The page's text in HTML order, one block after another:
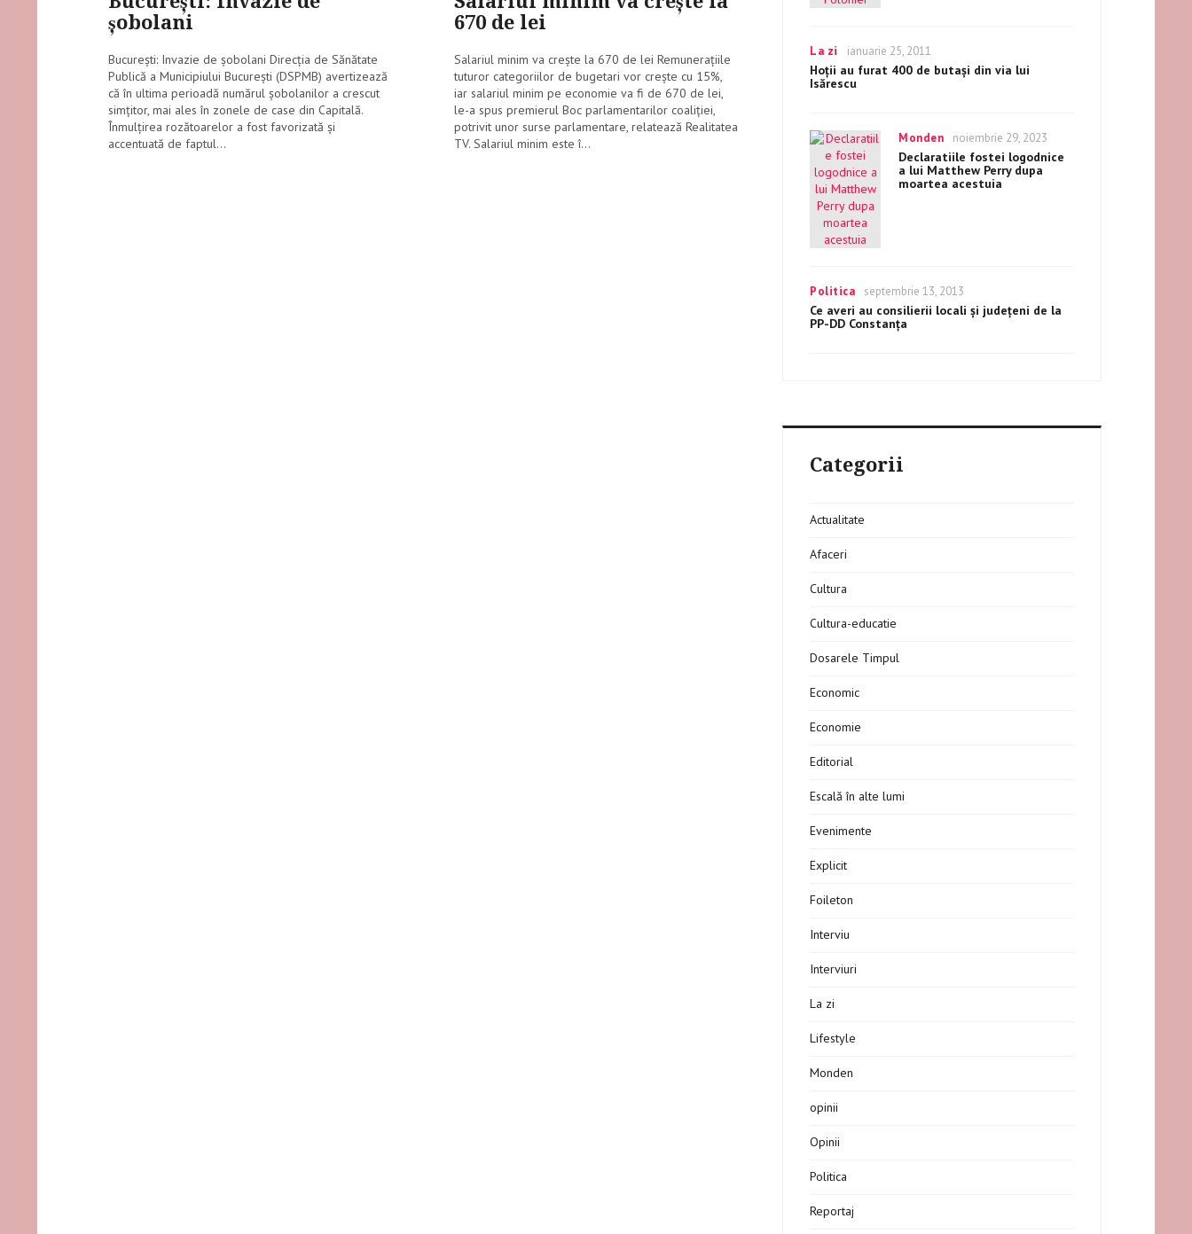
şobolani
București: Invazie de şobolani Direcţia de Sănătate
Publică a Municipiului Bucureşti (DSPMB) avertizează
că în ultima perioadă numărul şobolanilor a crescut
simţitor, mai ales în zonele de case din Capitală.
Înmulţirea rozătoarelor a fost favorizată și
accentuată de faptul...
670 de lei
Salariul minim va crește la 670 de lei Remunerațiile
tuturor categoriilor de bugetari vor creşte cu 15%,
iar salariul minim pe economie va fi de 670 de lei,
le-a spus premierul Boc parlamentarilor coaliţiei,
potrivit unor surse parlamentare, relatează Realitatea
TV. Salariul minim este î...
Categories
La zi
Posted
on
ianuarie 25, 2011
Hoții au furat 400 de butași din via lui
Isărescu
Categories
Monden
Posted
on
noiembrie 29, 2023
Declaratiile fostei logodnice
a lui Matthew Perry dupa
moartea acestuia
Categories
Politica
Posted
on
septembrie 13, 2013
Ce averi au consilierii locali şi judeţeni de la
PP-DD Constanţa
Categorii
Actualitate
Afaceri
Cultura
Cultura-educatie
Dosarele Timpul
Economic
Economie
Editorial
Escală în alte lumi
Evenimente
Explicit
Foileton
Interviu
Interviuri
La zi
Lifestyle
Monden
opinii
Opinii
Politica
Reportaj